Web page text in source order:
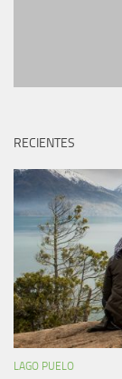
RECIENTES
LAGO PUELO